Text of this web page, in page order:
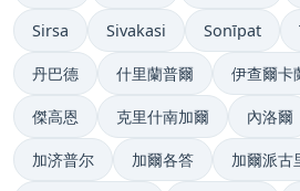
Sirsa Sivakasi Sonīpat
丹巴德 什里蘭普爾 伊查爾卡
傑高恩 克里什南加爾 內洛爾
加济普尔 加爾各答 加爾派古